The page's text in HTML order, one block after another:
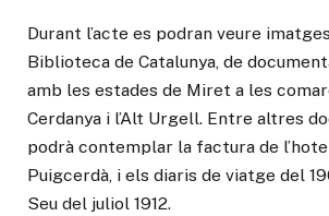
Durant l’acte es podran veure
Biblioteca de Catalunya, de
amb les estades de Miret a les
Cerdanya i l’Alt Urgell. Entre altres
podrà contemplar la factura de
Puigcerdà, i els diaris de viatge del
Seu del juliol 1912.